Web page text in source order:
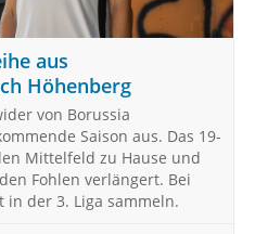
aus
Höhenberg
von Borussia
Saison aus. Das 19-
Mittelfeld zu Hause und
Fohlen verlängert. Bei
in der 3. Liga sammeln.